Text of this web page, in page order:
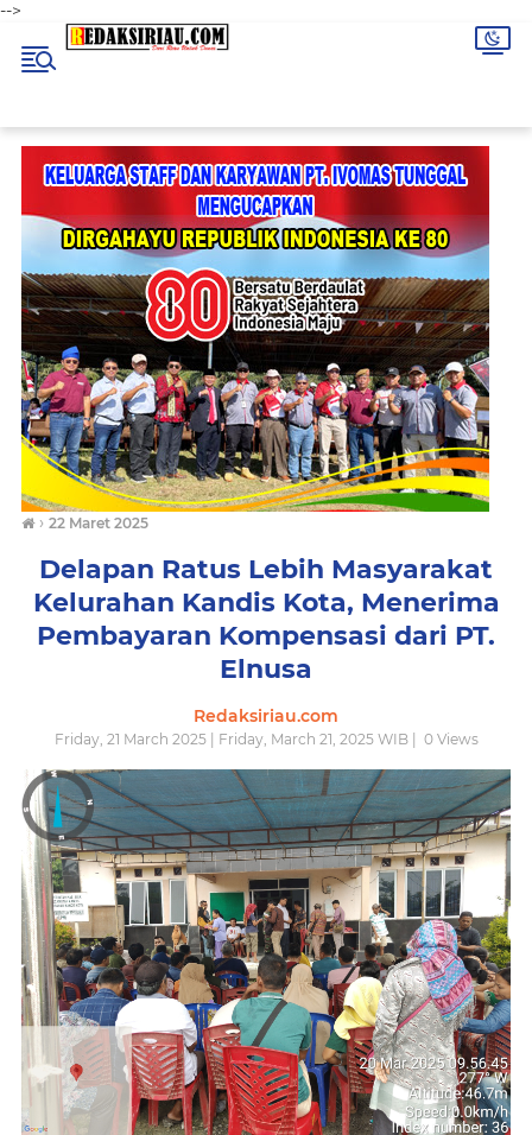
-->
› 22 Maret 2025
Delapan Ratus Lebih Masyarakat
Kelurahan Kandis Kota, Menerima
Pembayaran Kompensasi dari PT.
Elnusa
Redaksiriau.com
Friday, 21 March 2025 | Friday, March 21, 2025 WIB | 0Views